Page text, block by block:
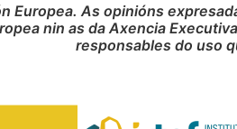
Europea. As opinións
nin as da Axencia
responsables do uso